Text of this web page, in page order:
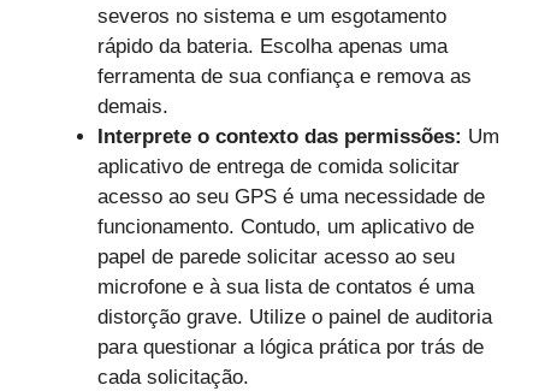
severos no sistema e um esgotamento
rápido da bateria. Escolha apenas uma
ferramenta de sua confiança e remova as
demais.
Interprete o contexto das permissões: Um
aplicativo de entrega de comida solicitar
acesso ao seu GPS é uma necessidade de
funcionamento. Contudo, um aplicativo de
papel de parede solicitar acesso ao seu
microfone e à sua lista de contatos é uma
distorção grave. Utilize o painel de auditoria
para questionar a lógica prática por trás de
cada solicitação.